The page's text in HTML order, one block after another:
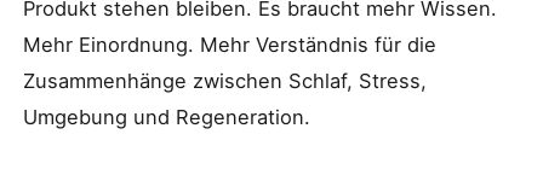
Produkt stehen bleiben. Es braucht mehr Wissen.
Mehr Einordnung. Mehr Verständnis für die
Zusammenhänge zwischen Schlaf, Stress,
Umgebung und Regeneration.